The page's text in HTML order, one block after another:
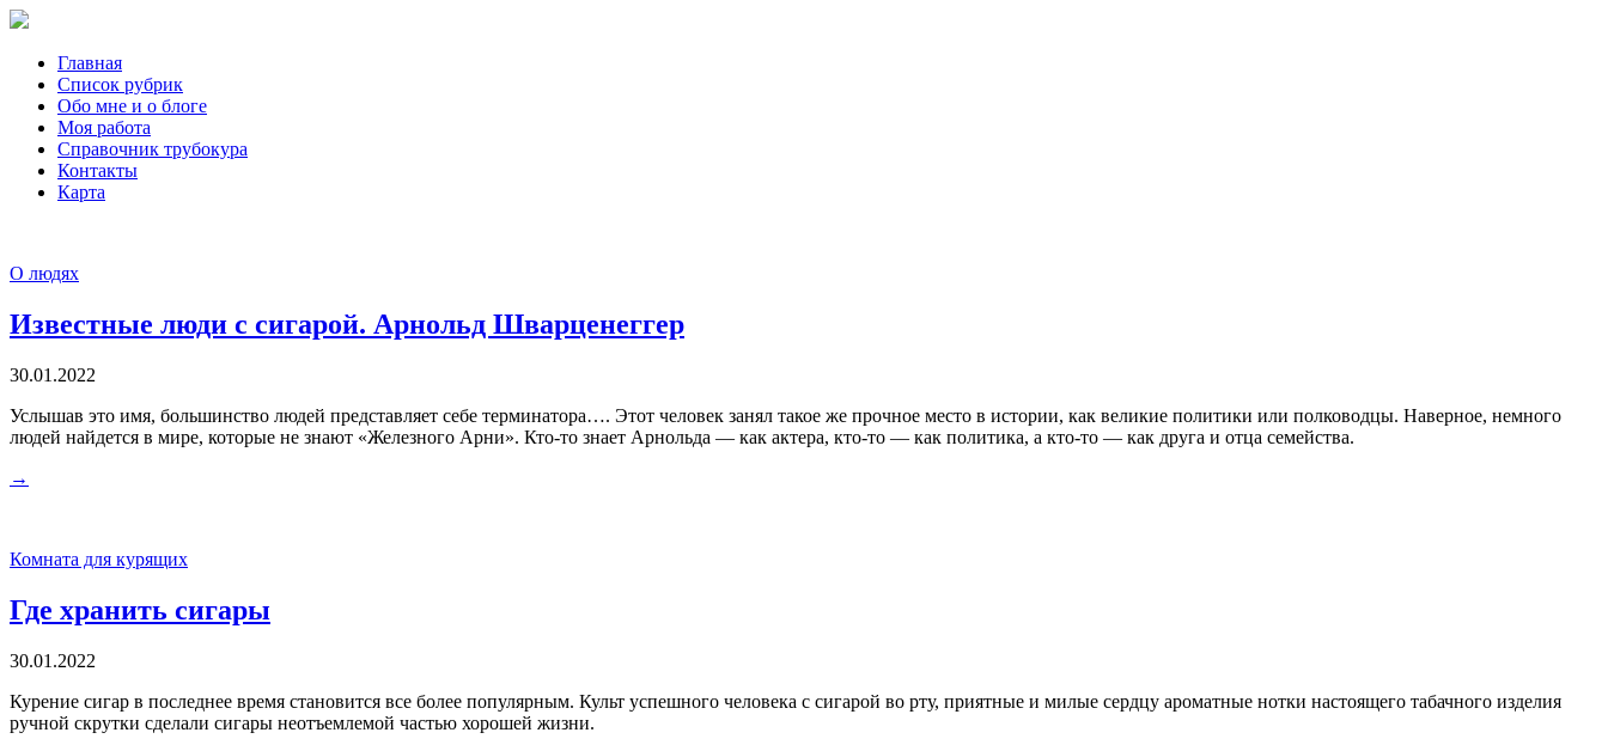
Главная
Список рубрик
Обо мне и о блоге
Моя работа
Справочник трубокура
Контакты
Карта
О людях
Известные люди с сигарой. Арнольд Шварценеггер
30.01.2022
Услышав это имя, большинство людей представляет себе терминатора…. Этот человек занял такое же прочное место в истории, как великие политики или полководцы. Наверное, немного
людей найдется в мире, которые не знают «Железного Арни». Кто-то знает Арнольда — как актера, кто-то — как политика, а кто-то — как друга и отца семейства.
→
Комната для курящих
Где хранить сигары
30.01.2022
Курение сигар в последнее время становится все более популярным. Культ успешного человека с сигарой во рту, приятные и милые сердцу ароматные нотки настоящего табачного изделия
ручной скрутки сделали сигары неотъемлемой частью хорошей жизни.